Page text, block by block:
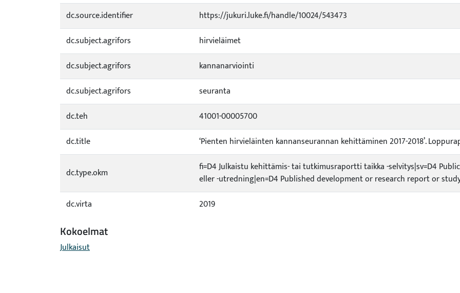
dc.source.identifier
https://jukuri.luke.fi/handle/10024/543473
dc.subject.agrifors
hirvieläimet
dc.subject.agrifors
kannanarviointi
dc.subject.agrifors
seuranta
dc.teh
41001-00005700
dc.title
‘Pienten hirvieläinten kannanseurannan kehittäminen 2017-2018’.
dc.type.okm
fi=D4 Julkaistu kehittämis- tai tutkimusraportti taikka -selvitys|sv=D4
eller -utredning|en=D4 Published development or research report or
dc.virta
2019
Kokoelmat
Julkaisut